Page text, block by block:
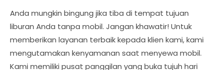
Anda mungkin bingung jika tiba di tempat tujuan
liburan Anda tanpa mobil. Jangan khawatir! Untuk
memberikan layanan terbaik kepada klien kami, kami
mengutamakan kenyamanan saat menyewa mobil.
Kami memiliki pusat panggilan yang buka tujuh hari